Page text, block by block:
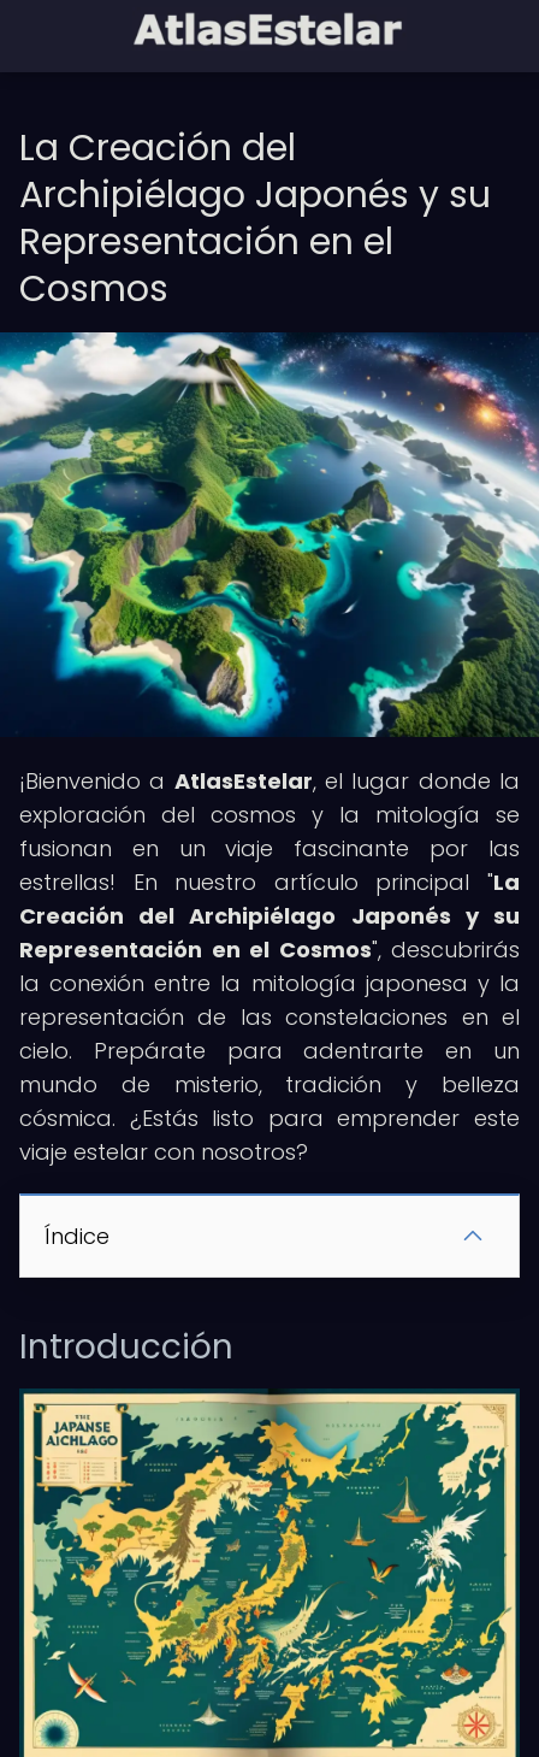
La Creación del
Archipiélago Japonés y su
Representación en el
Cosmos
¡Bienvenido a AtlasEstelar, el lugar donde la
exploración del cosmos y la mitología se
fusionan en un viaje fascinante por las
estrellas! En nuestro artículo principal "La
Creación del Archipiélago Japonés y su
Representación en el Cosmos", descubrirás
la conexión entre la mitología japonesa y la
representación de las constelaciones en el
cielo. Prepárate para adentrarte en un
mundo de misterio, tradición y belleza
cósmica. ¿Estás listo para emprender este
viaje estelar con nosotros?
Índice
Introducción